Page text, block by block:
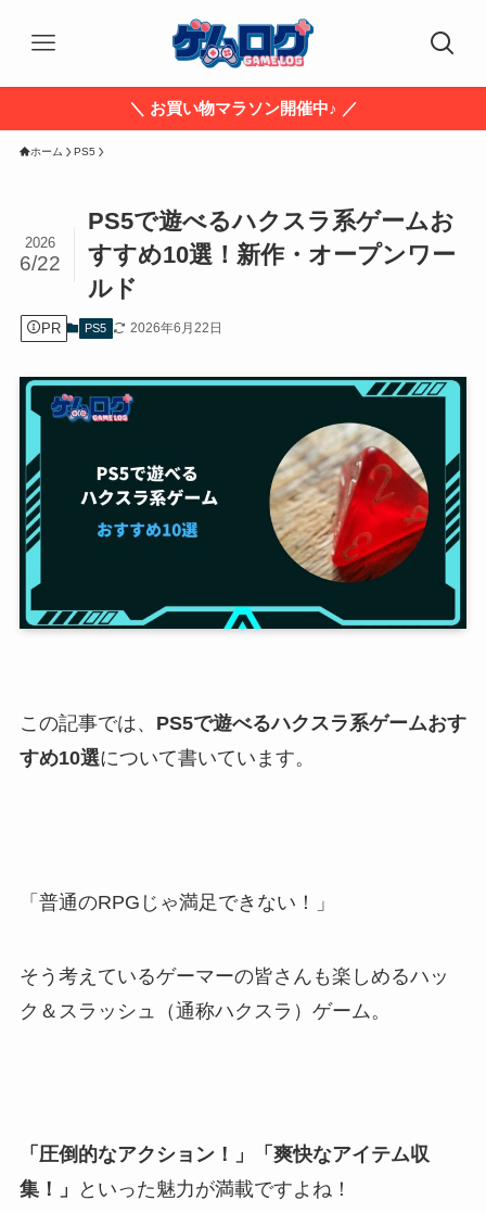
＼ お買い物マラソン開催中♪ ／
ホーム PS5
PS5で遊べるハクスラ系ゲームお
すすめ10選！新作・オープンワー
ルド
2026
6/22
PR PS5 2026年6月22日
この記事では、 PS5で遊べるハクスラ系ゲームおす
すめ10選について書いています。
「普通のRPGじゃ満足できない！」
そう考えているゲーマーの皆さんも楽しめるハッ
ク＆スラッシュ（通称ハクスラ）ゲーム。
「圧倒的なアクション！」「爽快なアイテム収
集！」
といった魅力が満載ですよね！